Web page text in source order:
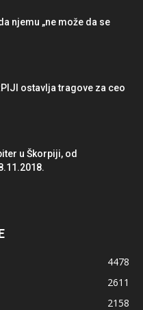
njemu „ne može da se
ostavlja tragove za ceo
u Škorpiji, od
4478
2611
2158